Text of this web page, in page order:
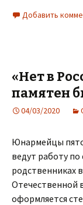
Добавить
«Нет в
памятен
04/03/2020
Юнармейцы
ведут работу
родственниках
Отечественной
оформляется